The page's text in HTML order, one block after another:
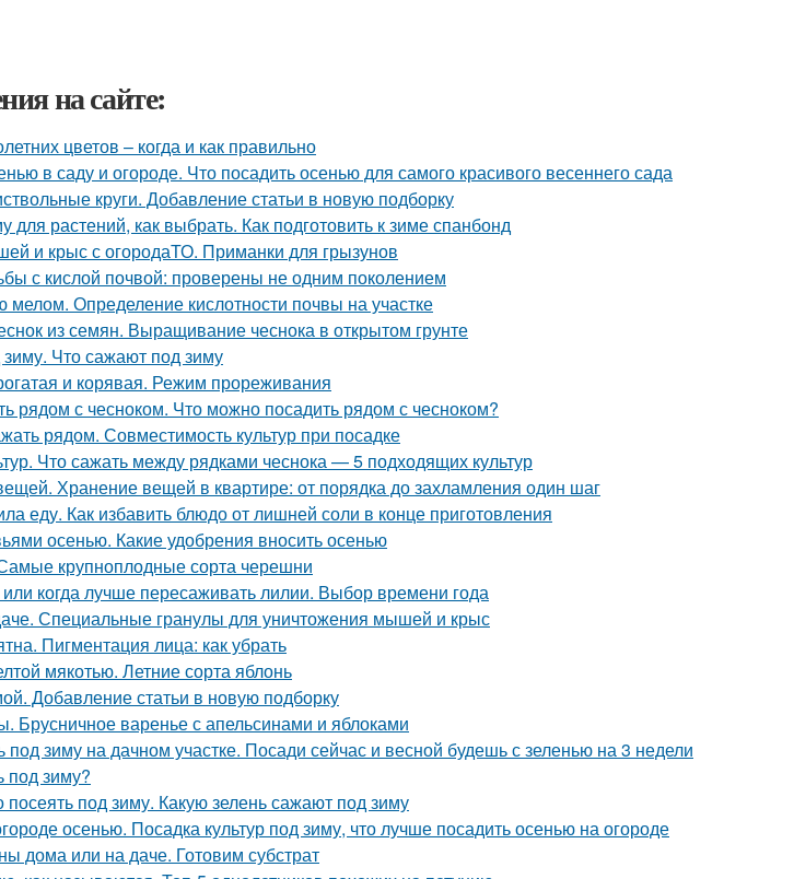
на сайте:
цветов – когда и как правильно
в саду и огороде. Что посадить осенью для самого красивого весеннего сада
круги. Добавление статьи в новую подборку
растений, как выбрать. Как подготовить к зиме спанбонд
и крыс с огородаТО. Приманки для грызунов
с кислой почвой: проверены не одним поколением
мелом. Определение кислотности почвы на участке
из семян. Выращивание чеснока в открытом грунте
Что сажают под зиму
и корявая. Режим прореживания
рядом с чесноком. Что можно посадить рядом с чесноком?
рядом. Совместимость культур при посадке
Что сажать между рядками чеснока — 5 подходящих культур
Хранение вещей в квартире: от порядка до захламления один шаг
еду. Как избавить блюдо от лишней соли в конце приготовления
осенью. Какие удобрения вносить осенью
крупноплодные сорта черешни
когда лучше пересаживать лилии. Выбор времени года
Специальные гранулы для уничтожения мышей и крыс
Пигментация лица: как убрать
мякотью. Летние сорта яблонь
Добавление статьи в новую подборку
Брусничное варенье с апельсинами и яблоками
под зиму на дачном участке. Посади сейчас и весной будешь с зеленью на 3 недели
под зиму?
под зиму. Какую зелень сажают под зиму
осенью. Посадка культур под зиму, что лучше посадить осенью на огороде
дома или на даче. Готовим субстрат